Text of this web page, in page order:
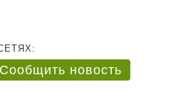
Сообщить новость